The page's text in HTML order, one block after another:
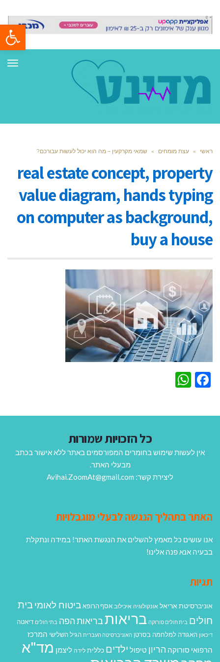
פתח
ראשי » עצת מומחים » שמאי מקרקעין – מה הוא יכול לעשות עבורכם?
real estate concept, property
value diagram, hands typing
on computer as background,
buy a house
Facebook
כל הזכויות שמורות
אין לעשות שימוש בחומרים המפורסמים באתר ללא אישור בכתב
מבעלי האתר.
ליצירת קשר: Avihai.ZoomAt@gmail.com
האתר בתהליך הנגשה לבעלי מוגבלויות
אנו עושים כל מאמץ להשלים את הנגשת האתר! במידה ונתקלת
בבעיה אנא פנה אלינו!
תגיות
אוניברסיטת אריאל אונקולוגיה איכילוב אסף הרופא ביטוח לאומיבית
חולים בית חולים סורוקה בריאותבריאות הפה בתי חולים דיאטה
דיכאון האגודה למלחמה בסרטן האוניברסיטה העברית הגיל השלישי המרכז
הרפואי סורוקה הריון טיפול ילדים כללית לידה ליצמן מד"א